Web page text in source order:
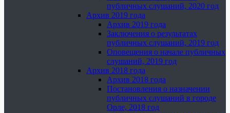
публичных слушаний, 2020 год
Архив 2019 года
Архив 2019 года
Заключения о результатах
публичных слушаний, 2019 год
Оповещения о начале публичных
слушаний, 2019 год
Архив 2018 года
Архив 2018 года
Постановления о назначении
публичных слушаний в городе
Орле, 2018 год